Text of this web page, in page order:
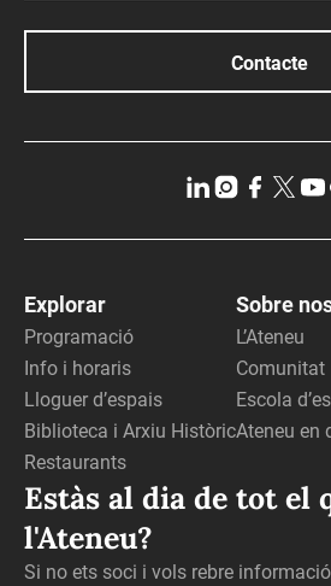
Contacte
Explorar
Programació
Info i horaris
Lloguer d’espais
Biblioteca i Arxiu Històric
Restaurants
Sobre
L’Ateneu
Comunitat
Escola
Ateneu en
Estàs al dia de tot el
l'Ateneu?
Si no ets soci i vols rebre